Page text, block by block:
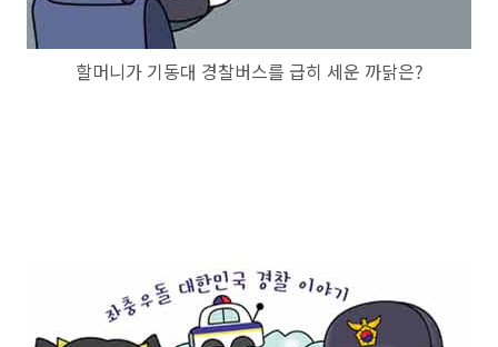
할머니가 기동대 경찰버스를 급히 세운 까닭은?